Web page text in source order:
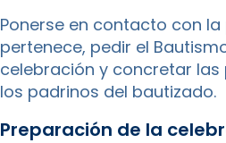
Ponerse en contacto con
pertenece, pedir el
celebración y concretar las
los padrinos del bautizado.
Preparación de la